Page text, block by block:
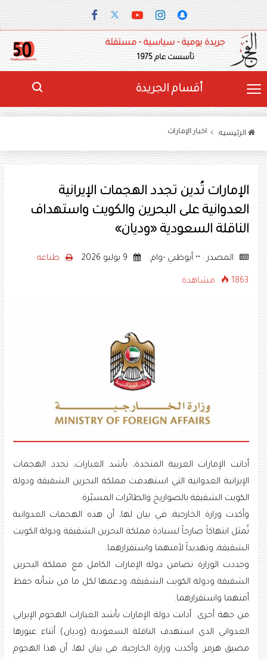
جريدة يومية - سياسية - مستقلة
تأسست عام 1975
أقسام الجريدة
الرئيسيه اخبار الإمارات
الإمارات تُدين تجدد الهجمات الإيرانية
العدوانية على البحرين والكويت واستهداف
الناقلة السعودية «وديان»
المصدر : •• أبوظبي -وام: طباعه
1863 مشاهدة
أدانت الإمارات العربية المتحدة، بأشد العبارات، تجدد الهجمات
الإيرانية العدوانية التي استهدفت مملكة البحرين الشقيقة ودولة
الكويت الشقيقة بالصواريخ والطائرات المسيّرة.
وأكدت وزارة الخارجية، في بيان لها، أن هذه الهجمات العدوانية
تُمثل انتهاكاً صارخاً لسيادة مملكة البحرين الشقيقة ودولة الكويت
الشقيقة، وتهديداً لأمنهما واستقرارهما.
وجددت الوزارة تضامن دولة الإمارات الكامل مع مملكة البحرين
الشقيقة ودولة الكويت الشقيقة، ودعمها لكل ما من شأنه حفظ
أمنهما واستقرارهما.
من جهة أخرى أدانت دولة الإمارات بأشد العبارات الهجوم الإيراني
العدواني الذي استهدف الناقلة السعودية (وديان) أثناء عبورها
مضيق هرمز. وأكدت وزارة الخارجية، في بيان لها، أن هذا الهجوم